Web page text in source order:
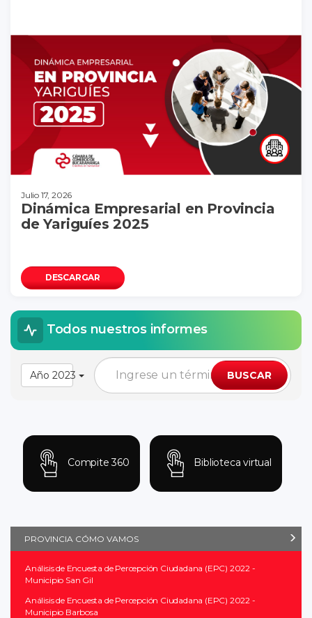
Julio 17, 2026
Dinámica Empresarial en Provincia
de Yariguíes 2025
DESCARGAR
Todos nuestros informes
Año 2023 BUSCAR
Compite 360 Biblioteca virtual
PROVINCIA CÓMO VAMOS
Análisis de Encuesta de Percepción Ciudadana (EPC) 2022 -
Municipio San Gil
Análisis de Encuesta de Percepción Ciudadana (EPC) 2022 -
Municipio Barbosa